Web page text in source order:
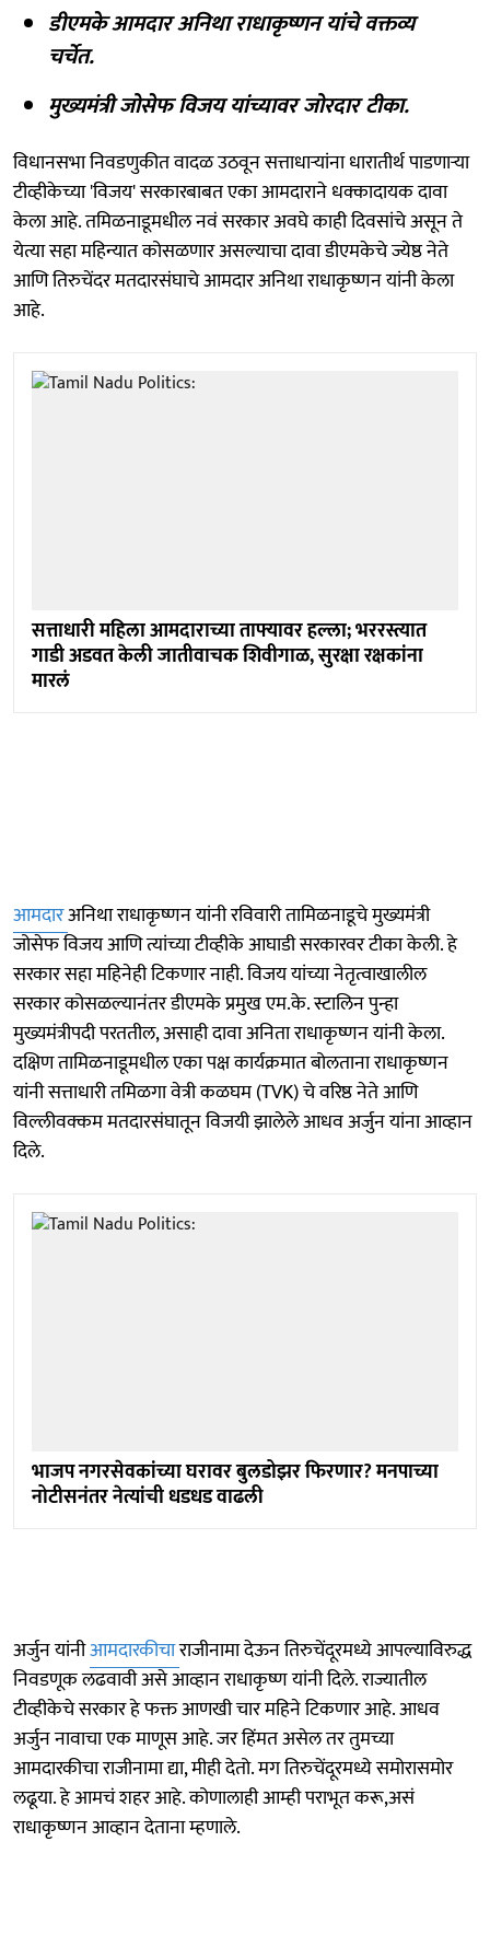
डीएमके आमदार अनिथा राधाकृष्णन यांचे वक्तव्य
चर्चेत.
मुख्यमंत्री जोसेफ विजय यांच्यावर जोरदार टीका.
विधानसभा निवडणुकीत वादळ उठवून सत्ताधाऱ्यांना धारातीर्थ पाडणाऱ्या
टीव्हीकेच्या 'विजय' सरकारबाबत एका आमदाराने धक्कादायक दावा
केला आहे. तमिळनाडूमधील नवं सरकार अवघे काही दिवसांचे असून ते
येत्या सहा महिन्यात कोसळणार असल्याचा दावा डीएमकेचे ज्येष्ठ नेते
आणि तिरुचेंदर मतदारसंघाचे आमदार अनिथा राधाकृष्णन यांनी केला
आहे.
सत्ताधारी महिला आमदाराच्या ताफ्यावर हल्ला; भररस्त्यात
गाडी अडवत केली जातीवाचक शिवीगाळ, सुरक्षा रक्षकांना
मारलं
आमदारअनिथा राधाकृष्णन यांनी रविवारी तामिळनाडूचे मुख्यमंत्री
जोसेफ विजय आणि त्यांच्या टीव्हीके आघाडी सरकारवर टीका केली. हे
सरकार सहा महिनेही टिकणार नाही. विजय यांच्या नेतृत्वाखालील
सरकार कोसळल्यानंतर डीएमके प्रमुख एम.के. स्टालिन पुन्हा
मुख्यमंत्रीपदी परततील, असाही दावा अनिता राधाकृष्णन यांनी केला.
दक्षिण तामिळनाडूमधील एका पक्ष कार्यक्रमात बोलताना राधाकृष्णन
यांनी सत्ताधारी तमिळगा वेत्री कळघम (TVK) चे वरिष्ठ नेते आणि
विल्लीवक्कम मतदारसंघातून विजयी झालेले आधव अर्जुन यांना आव्हान
दिले.
भाजप नगरसेवकांच्या घरावर बुलडोझर फिरणार? मनपाच्या
नोटीसनंतर नेत्यांची धडधड वाढली
अर्जुन यांनीआमदारकीचाराजीनामा देऊन तिरुचेंदूरमध्ये आपल्याविरुद्ध
निवडणूक लढवावी असे आव्हान राधाकृष्ण यांनी दिले. राज्यातील
टीव्हीकेचे सरकार हे फक्त आणखी चार महिने टिकणार आहे. आधव
अर्जुन नावाचा एक माणूस आहे. जर हिंमत असेल तर तुमच्या
आमदारकीचा राजीनामा द्या, मीही देतो. मग तिरुचेंदूरमध्ये समोरासमोर
लढूया. हे आमचं शहर आहे. कोणालाही आम्ही पराभूत करू,असं
राधाकृष्णन आव्हान देताना म्हणाले.